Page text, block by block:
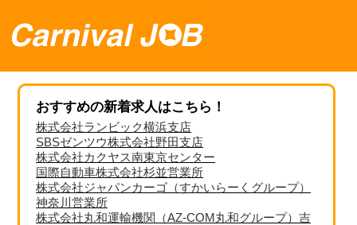
おすすめの新着求人はこちら！
株式会社ランビック横浜支店
SBSゼンツウ株式会社野田支店
株式会社カクヤス南東京センター
国際自動車株式会社杉並営業所
株式会社ジャパンカーゴ（すかいらーくグループ）
神奈川営業所
株式会社丸和運輸機関（AZ-COM丸和グループ）吉